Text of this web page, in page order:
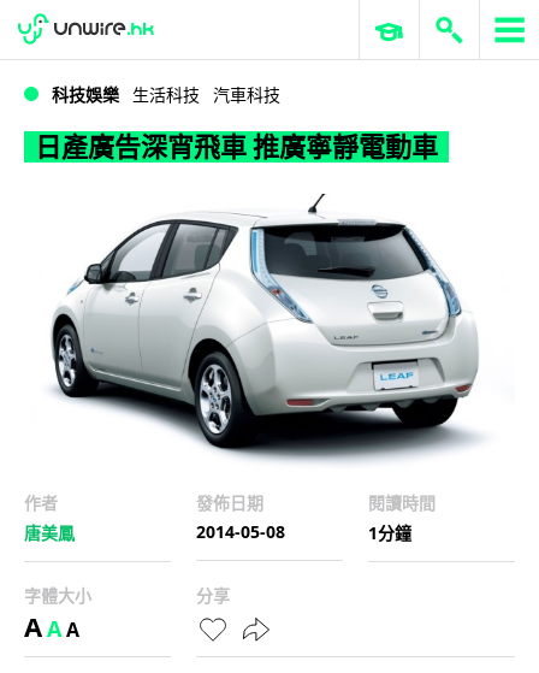
日產廣告深宵飛車 推廣寧靜電動車
WWDC 2026 ERP 與商業 AI
科技娛樂 生活科技 汽車科技
日產廣告深宵飛車 推廣寧靜電動車
作者
唐美鳳
發佈日期
2014-05-08
閱讀時間
1分鐘
字體大小
AAA
分享